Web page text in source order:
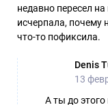
недавно пересел
исчерпала,
что-то пофиксила.
Denis
13
А ты до